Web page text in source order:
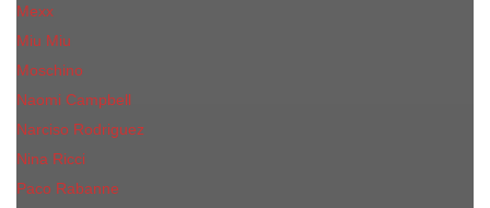
Mexx
Miu Miu
Mоsсhino
Naomi Campbell
Narciso Rodriguez
Nina Ricci
Paco Rabanne